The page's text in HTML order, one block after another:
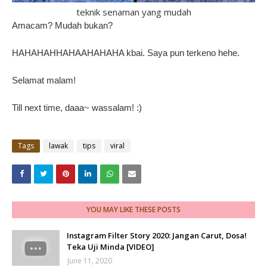
teknik senaman yang mudah
Amacam? Mudah bukan?
HAHAHAHHAHAAHAHAHA kbai. Saya pun terkeno hehe.
Selamat malam!
Till next time, daaa~ wassalam! :)
Tags lawak tips viral
YOU MAY LIKE THESE POSTS
Instagram Filter Story 2020: Jangan Carut, Dosa!
Teka Uji Minda [VIDEO]
June 11, 2020